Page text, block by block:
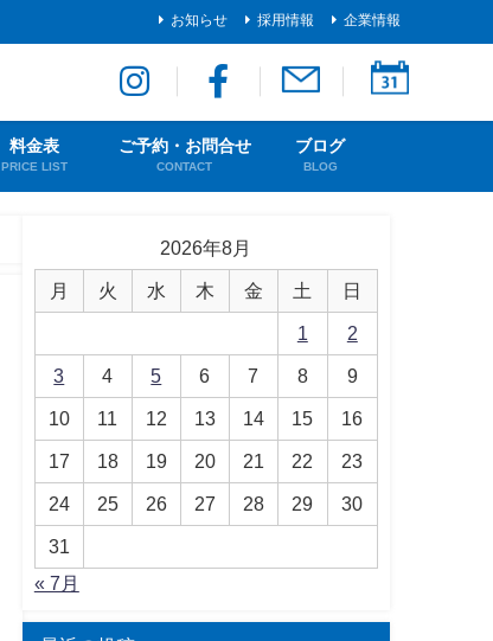
お知らせ 採用情報 企業情報
料金表
PRICE LIST
ご予約・お問合せ
CONTACT
ブログ
BLOG
2026年8月
月 火 水 木 金 土 日
1 2
3 4 5 6 7 8 9
10 11 12 13 14 15 16
17 18 19 20 21 22 23
24 25 26 27 28 29 30
31
« 7月